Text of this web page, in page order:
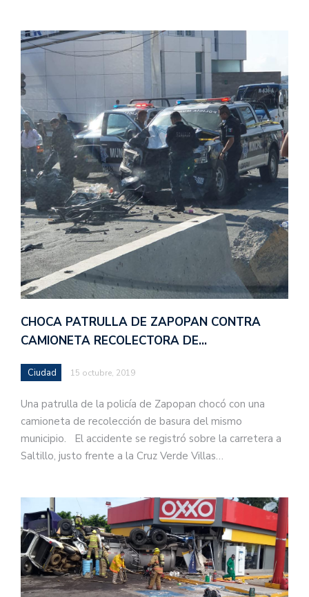
CHOCA PATRULLA DE ZAPOPAN CONTRA
CAMIONETA RECOLECTORA DE…
Ciudad 15 octubre, 2019
Una patrulla de la policía de Zapopan chocó con una
camioneta de recolección de basura del mismo
municipio. El accidente se registró sobre la carretera a
Saltillo, justo frente a la Cruz Verde Villas…